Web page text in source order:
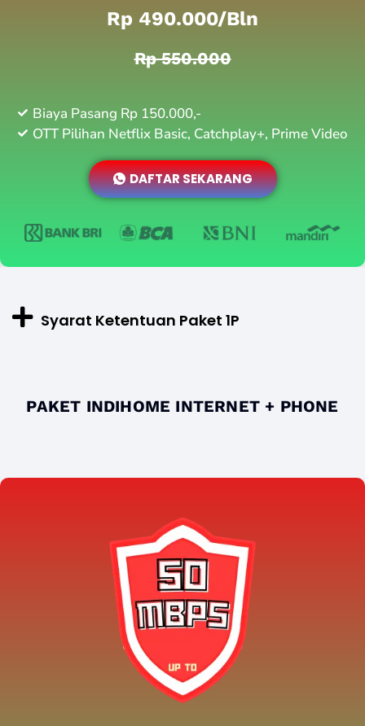
Rp 490.000/bln
Rp 550.000
Biaya Pasang Rp 150.000,-
OTT Pilihan Netflix Basic, Catchplay+, Prime Video
DAFTAR SEKARANG
Syarat Ketentuan Paket 1P
PAKET INDIHOME INTERNET + PHONE